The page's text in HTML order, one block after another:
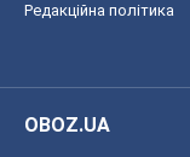
Редакційна політика
OBOZ.UA